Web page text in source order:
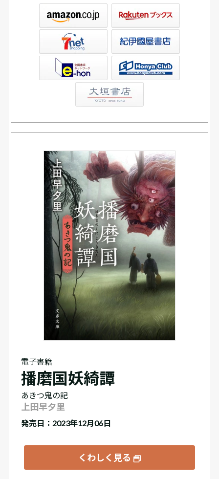
書店ウェブストア
電子書籍
播磨国妖綺譚
あきつ鬼の記
上田早夕里
発売日：2023年12月06日
くわしく見る